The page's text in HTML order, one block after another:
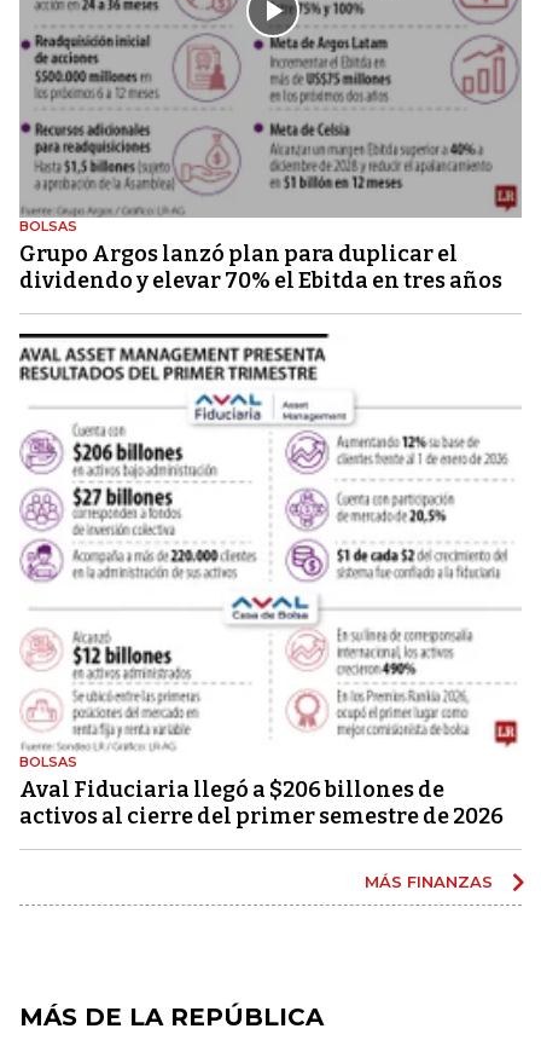
BOLSAS
Grupo Argos lanzó plan para duplicar el
dividendo y elevar 70% el Ebitda en tres años
BOLSAS
Aval Fiduciaria llegó a $206 billones de
activos al cierre del primer semestre de 2026
MÁS FINANZAS
MÁS DE LA REPÚBLICA